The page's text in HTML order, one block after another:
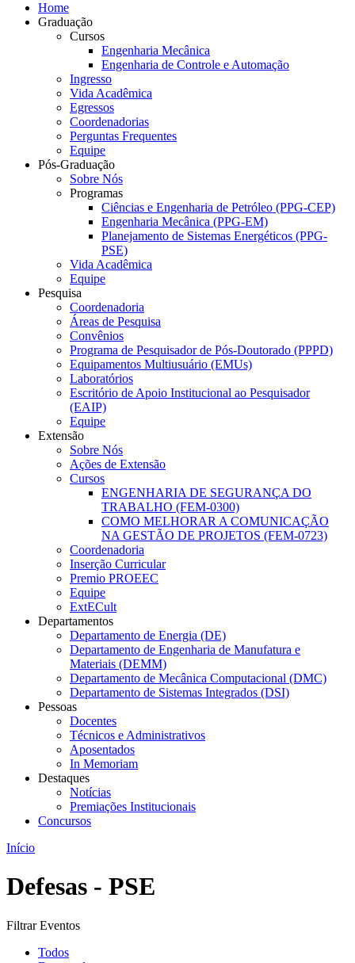
Home
Graduação
Cursos
Engenharia Mecânica
Engenharia de Controle e Automação
Ingresso
Vida Acadêmica
Egressos
Coordenadorias
Perguntas Frequentes
Equipe
Pós-Graduação
Sobre Nós
Programas
Ciências e Engenharia de Petróleo (PPG-CEP)
Engenharia Mecânica (PPG-EM)
Planejamento de Sistemas Energéticos (PPG-
PSE)
Vida Acadêmica
Equipe
Pesquisa
Coordenadoria
Áreas de Pesquisa
Convênios
Programa de Pesquisador de Pós-Doutorado (PPPD)
Equipamentos Multiusuário (EMUs)
Laboratórios
Escritório de Apoio Institucional ao Pesquisador
(EAIP)
Equipe
Extensão
Sobre Nós
Ações de Extensão
Cursos
ENGENHARIA DE SEGURANÇA DO
TRABALHO (FEM-0300)
COMO MELHORAR A COMUNICAÇÃO
NA GESTÃO DE PROJETOS (FEM-0723)
Coordenadoria
Inserção Curricular
Premio PROEEC
Equipe
ExtECult
Departamentos
Departamento de Energia (DE)
Departamento de Engenharia de Manufatura e
Materiais (DEMM)
Departamento de Mecânica Computacional (DMC)
Departamento de Sistemas Integrados (DSI)
Pessoas
Docentes
Técnicos e Administrativos
Aposentados
In Memoriam
Destaques
Notícias
Premiações Institucionais
Concursos
Início
Defesas - PSE
Filtrar Eventos
Todos